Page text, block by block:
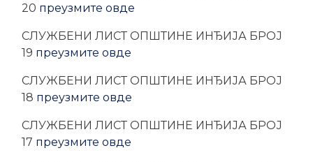
20 преузмите овде
CЛУЖБЕНИ ЛИСТ ОПШТИНЕ ИНЂИЈА БРОЈ
19 преузмите овде
CЛУЖБЕНИ ЛИСТ ОПШТИНЕ ИНЂИЈА БРОЈ
18 преузмите овде
CЛУЖБЕНИ ЛИСТ ОПШТИНЕ ИНЂИЈА БРОЈ
17 преузмите овде